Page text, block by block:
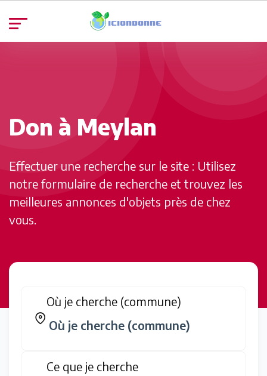
Don à Meylan
Effectuer une recherche sur le site : Utilisez
notre formulaire de recherche et trouvez les
meilleures annonces d'objets près de chez
vous.
Où je cherche (commune)
Ce que je cherche